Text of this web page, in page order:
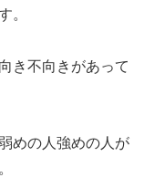
。
き不向きがあって
めの人強めの人が